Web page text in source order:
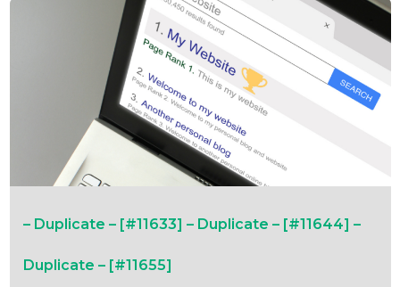
– Duplicate – [#11633] – Duplicate – [#11644] –
Duplicate – [#11655]